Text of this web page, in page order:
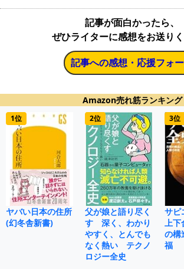
記事が面白かったら、
ぜひライターに感想をお送り
記事への感想・応援フォ
Amazon売れ筋ランキング
1位
ヤバい日本の住所
(幻冬舎新書)
2位
父が娘と語り尽く
す 深く、わかり
やすく、とんでも
なく熱い テクノ
ロジー全史
3位
サピ
上
の構
福